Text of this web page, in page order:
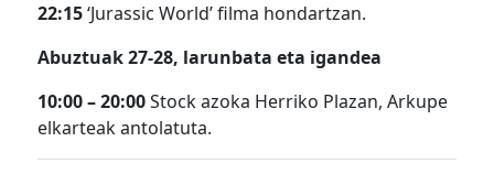
22:15‘Jurassic World’ filma hondartzan.
Abuztuak 27-28, larunbata eta igandea
10:00 – 20:00Stock azoka Herriko Plazan, Arkupe
elkarteak antolatuta.